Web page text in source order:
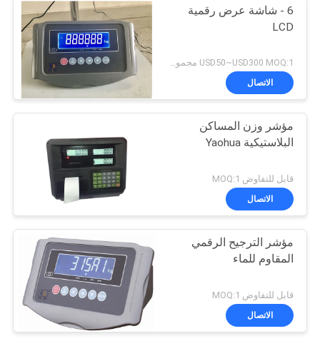
6 - شاشة عرض رقمية
LCD
USD50~USD300 MOQ:1 مجموعة
الاتصال
مؤشر وزن المساكن
البلاستيكية Yaohua
قابل للتفاوض MOQ:1
الاتصال
مؤشر الترجيح الرقمي
المقاوم للماء
قابل للتفاوض MOQ:1
الاتصال